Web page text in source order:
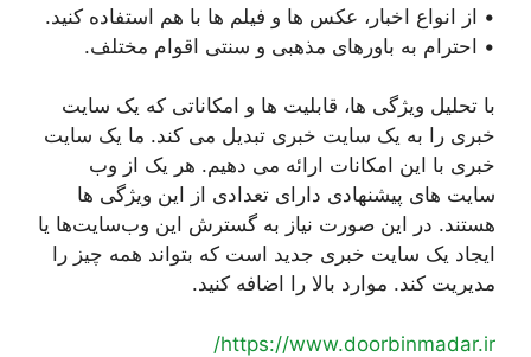
• از انواع اخبار، عکس ها و فیلم ها با هم استفاده کنید.
• احترام به باورهای مذهبی و سنتی اقوام مختلف.
با تحلیل ویژگی ها، قابلیت ها و امکاناتی که یک سایت
خبری را به یک سایت خبری تبدیل می کند. ما یک سایت
خبری با این امکانات ارائه می دهیم. هر یک از وب
سایت های پیشنهادی دارای تعدادی از این ویژگی ها
هستند. در این صورت نیاز به گسترش این وب‌سایت‌ها یا
ایجاد یک سایت خبری جدید است که بتواند همه چیز را
مدیریت کند. موارد بالا را اضافه کنید.
https://www.doorbinmadar.ir/